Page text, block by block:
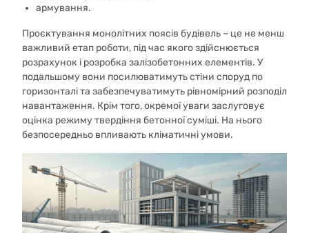
армування.
Проєктування монолітних поясів будівель – це не менш
важливий етап роботи, під час якого здійснюється
розрахунок і розробка залізобетонних елементів. У
подальшому вони посилюватимуть стіни споруд по
горизонталі та забезпечуватимуть рівномірний розподіл
навантаження. Крім того, окремої уваги заслуговує
оцінка режиму твердіння бетонної суміші. На нього
безпосередньо впливають кліматичні умови.